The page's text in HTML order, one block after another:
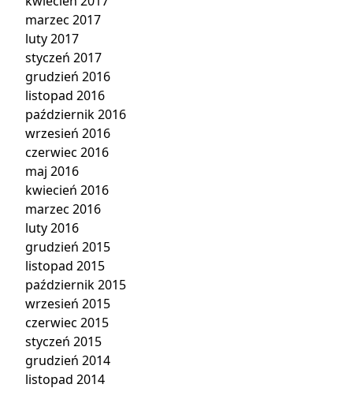
marzec 2017
luty 2017
styczeń 2017
grudzień 2016
listopad 2016
październik 2016
wrzesień 2016
czerwiec 2016
maj 2016
kwiecień 2016
marzec 2016
luty 2016
grudzień 2015
listopad 2015
październik 2015
wrzesień 2015
czerwiec 2015
styczeń 2015
grudzień 2014
listopad 2014